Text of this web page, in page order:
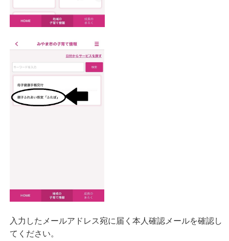
入力したメールアドレス宛に届く本人確認メールを確認し
てください。